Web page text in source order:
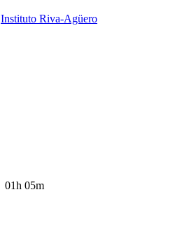
Instituto Riva-Agüero
01h 05m